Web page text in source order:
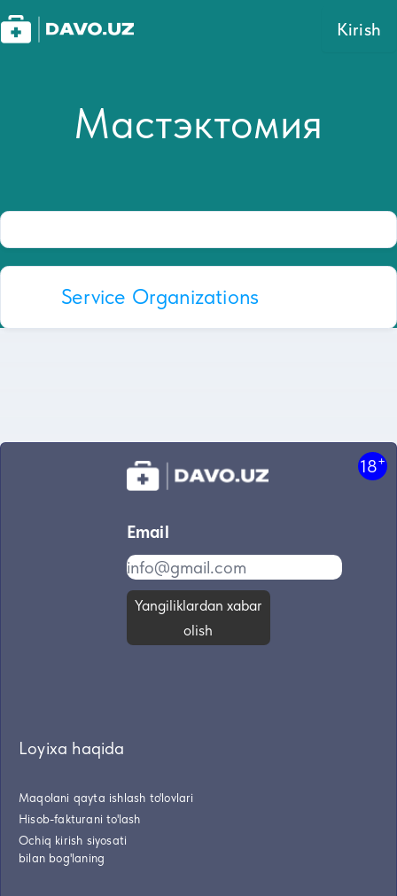
Kirish
Мастэктомия
Service Organizations
18+
Email
Yangiliklardan xabar
olish
Loyixa haqida
Maqolani qayta ishlash to'lovlari
Hisob-fakturani to'lash
Ochiq kirish siyosati
bilan bog'laning